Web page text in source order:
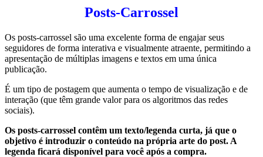
Posts-Carrossel
Os posts-carrossel são uma excelente forma de engajar seus
seguidores de forma interativa e visualmente atraente, permitindo a
apresentação de múltiplas imagens e textos em uma única
publicação.
É um tipo de postagem que aumenta o tempo de visualização e de
interação (que têm grande valor para os algoritmos das redes
sociais).
Os posts-carrossel contêm um texto/legenda curta, já que o
objetivo é introduzir o conteúdo na própria arte do post. A
legenda ficará disponível para você após a compra.